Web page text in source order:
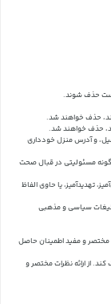
است حذف شوند.
حذف خواهند شد.
حذف خواهند شد.
و آدرس منزل خودداری
مسئولیتی در قبال صحت
تهدیدآمیز، یا حاوی الفاظ
سیاسی و مذهبی
باشند تا از محتوای مختصر و مفید اطمینان حاصل
کند.از ارائه نظرات مختصر و